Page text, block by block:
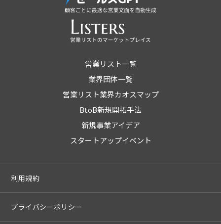
営業リスト一覧
業界団体一覧
営業リスト業界カオスマップ
BtoB新規開拓手法
新規事業アイデア
スタートアップイベント
利用規約
プライバシーポリシー